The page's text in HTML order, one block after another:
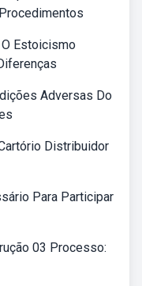
Estoicismo
Adversas Do
Distribuidor
Para Participar
03 Processo: